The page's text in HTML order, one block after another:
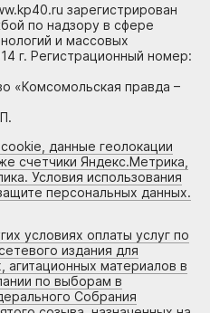
зарегистрирован
по надзору в сфере
и массовых
г. Регистрационный номер:
«Комсомольская правда –
данные геолокации
счетчики Яндекс.Метрика,
Условия использования
персональных данных.
условиях оплаты услуг по
издания для
материалов в
по выборам в
Собрания